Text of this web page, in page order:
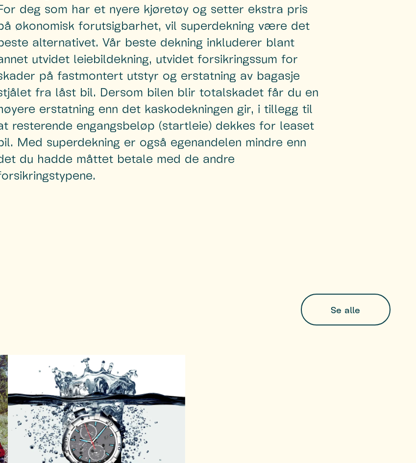
deg som har et nyere kjøretøy og setter ekstra pris
økonomisk forutsigbarhet, vil superdekning være det
alternativet. Vår beste dekning inkluderer blant
utvidet leiebildekning, utvidet forsikringssum for
på fastmontert utstyr og erstatning av bagasje
fra låst bil. Dersom bilen blir totalskadet får du en
erstatning enn det kaskodekningen gir, i tillegg til
resterende engangsbeløp (startleie) dekkes for leaset
Med superdekning er også egenandelen mindre enn
du hadde måttet betale med de andre
Se alle